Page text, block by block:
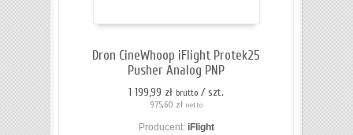
Dron CineWhoop iFlight Protek25
Pusher Analog PNP
1 199,99 zł brutto / szt.
975,60 zł netto
Producent: iFlight